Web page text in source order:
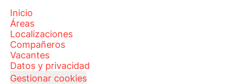
Inicio
Áreas
Localizaciones
Compañeros
Vacantes
Datos y privacidad
Gestionar cookies